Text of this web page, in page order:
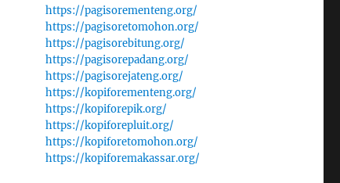
https://pagisorementeng.org/
https://pagisoretomohon.org/
https://pagisorebitung.org/
https://pagisorepadang.org/
https://pagisorejateng.org/
https://kopiforementeng.org/
https://kopiforepik.org/
https://kopiforepluit.org/
https://kopiforetomohon.org/
https://kopiforemakassar.org/